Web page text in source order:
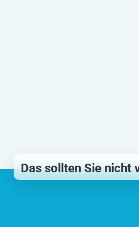
Das sollten Sie nicht